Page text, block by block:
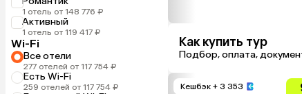
1 отель от 148 776 ₽
Активный
1 отель от 119 417 ₽
Wi-Fi
Все отели
277 отелей от 117 754 ₽
Есть Wi-Fi
259 отелей от 117 754 ₽
Как купить тур
Подбор, оплата,
Кешбэк + 3 353